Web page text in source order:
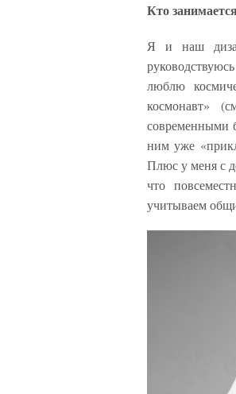
Кто
Я и наш
люблю
космонавт»
современными
ним уже
Плюс у меня с
что
учитываем